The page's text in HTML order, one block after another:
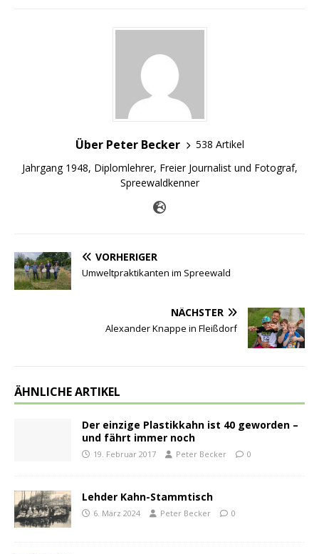
Über Peter Becker
538 Artikel
Jahrgang 1948, Diplomlehrer, Freier Journalist und Fotograf,
Spreewaldkenner
VORHERIGER
Umweltpraktikanten im Spreewald
NÄCHSTER
Alexander Knappe in Fleißdorf
ÄHNLICHE ARTIKEL
Der einzige Plastikkahn ist 40 geworden –
und fährt immer noch
19. Februar 2017 Peter Becker 0
Lehder Kahn-Stammtisch
6. März 2024 Peter Becker 0